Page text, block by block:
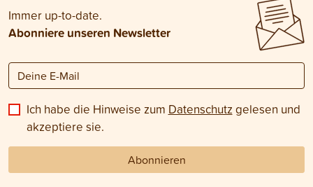
Immer up-to-date.
Abonniere unseren Newsletter
Ich habe die Hinweise zum Datenschutz gelesen und
akzeptiere sie.
Abonnieren